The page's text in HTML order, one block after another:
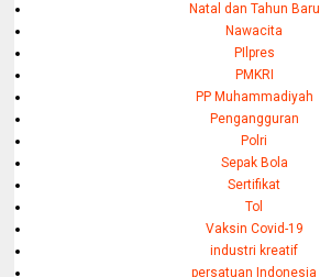
Natal dan Tahun Baru
Nawacita
PIlpres
PMKRI
PP Muhammadiyah
Pengangguran
Polri
Sepak Bola
Sertifikat
Tol
Vaksin Covid-19
industri kreatif
persatuan Indonesia